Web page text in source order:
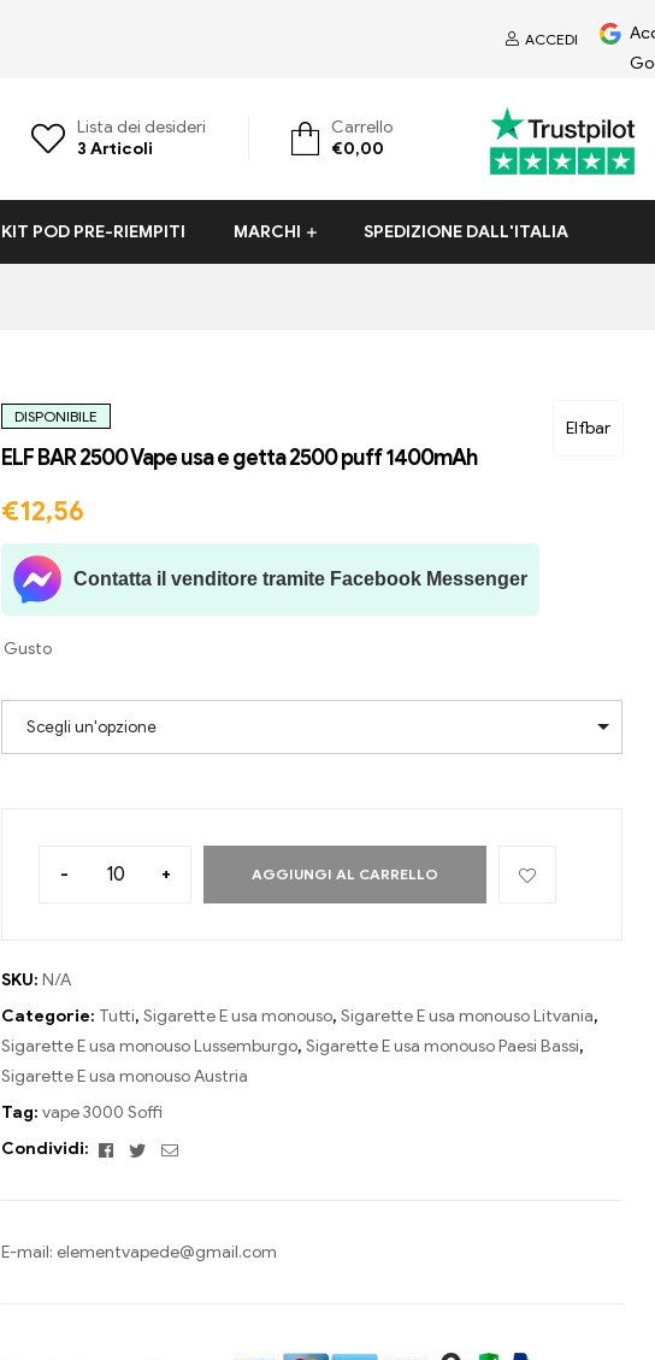
ACCEDI
Lista dei desideri
3 Articoli
Carrello
€0,00
KIT POD PRE-RIEMPITI MARCHI SPEDIZIONE DALL'ITALIA
Elfbar
DISPONIBILE
ELF BAR 2500 Vape usa e getta 2500 puff 1400mAh
€12,56
Contatta il venditore tramite Facebook Messenger
Gusto
Scegli un'opzione
- + AGGIUNGI AL CARRELLO
SKU: N/A
Categorie: Tutti, Sigarette E usa monouso, Sigarette E usa monouso Litvania,
Sigarette E usa monouso Lussemburgo, Sigarette E usa monouso Paesi Bassi,
Sigarette E usa monouso Austria
Tag: vape 3000 Soffi
Condividi:
Facebook
TwitterEmail
E-mail: elementvapede@gmail.com